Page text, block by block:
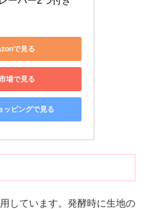
で見る
場で見る
ッピングで見る
しています。発酵時に生地の